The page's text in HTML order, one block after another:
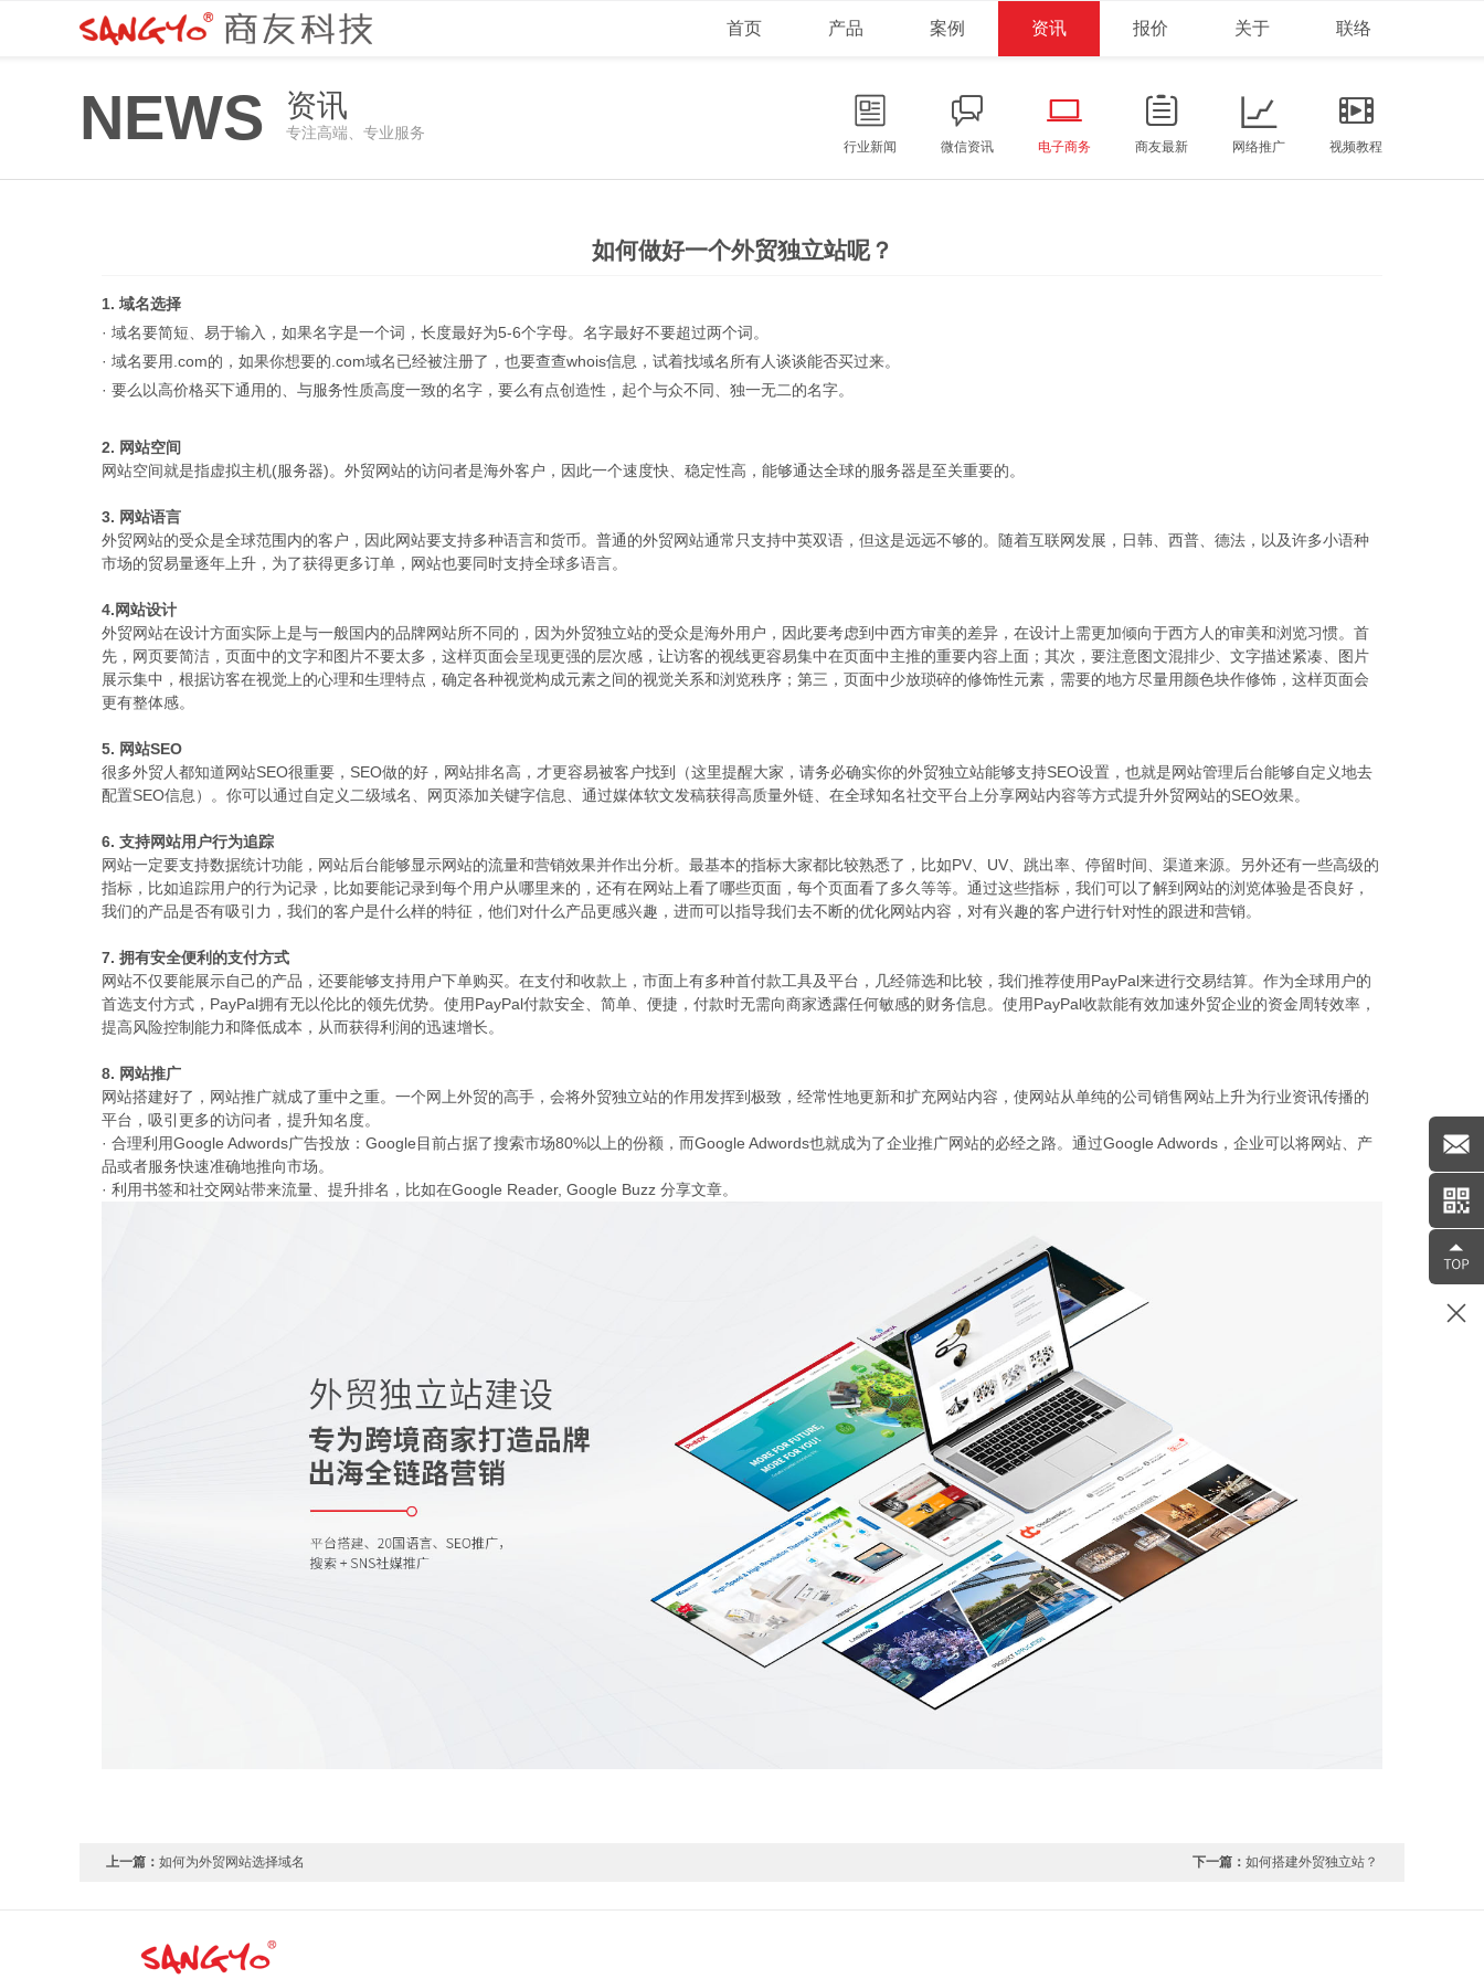
首页 产品 案例 资讯 报价 关于 联络
NEWS 资讯
专注高端、专业服务
行业新闻 微信资讯 电子商务 商友最新 网络推广 视频教程
如何做好一个外贸独立站呢？
1. 域名选择
· 域名要简短、易于输入，如果名字是一个词，长度最好为5-6个字母。名字最好不要超过两个词。
· 域名要用.com的，如果你想要的.com域名已经被注册了，也要查查whois信息，试着找域名所有人谈谈能否买过来。
· 要么以高价格买下通用的、与服务性质高度一致的名字，要么有点创造性，起个与众不同、独一无二的名字。
2. 网站空间
网站空间就是指虚拟主机(服务器)。外贸网站的访问者是海外客户，因此一个速度快、稳定性高，能够通达全球的服务器是至关重要的。
3. 网站语言
外贸网站的受众是全球范围内的客户，因此网站要支持多种语言和货币。普通的外贸网站通常只支持中英双语，但这是远远不够的。随着互联网发展，日韩、西普、德法，以及许多小语种
市场的贸易量逐年上升，为了获得更多订单，网站也要同时支持全球多语言。
4.网站设计
外贸网站在设计方面实际上是与一般国内的品牌网站所不同的，因为外贸独立站的受众是海外用户，因此要考虑到中西方审美的差异，在设计上需更加倾向于西方人的审美和浏览习惯。首
先，网页要简洁，页面中的文字和图片不要太多，这样页面会呈现更强的层次感，让访客的视线更容易集中在页面中主推的重要内容上面；其次，要注意图文混排少、文字描述紧凑、图片
展示集中，根据访客在视觉上的心理和生理特点，确定各种视觉构成元素之间的视觉关系和浏览秩序；第三，页面中少放琐碎的修饰性元素，需要的地方尽量用颜色块作修饰，这样页面会
更有整体感。
5. 网站SEO
很多外贸人都知道网站SEO很重要，SEO做的好，网站排名高，才更容易被客户找到（这里提醒大家，请务必确实你的外贸独立站能够支持SEO设置，也就是网站管理后台能够自定义地去
配置SEO信息）。你可以通过自定义二级域名、网页添加关键字信息、通过媒体软文发稿获得高质量外链、在全球知名社交平台上分享网站内容等方式提升外贸网站的SEO效果。
6. 支持网站用户行为追踪
网站一定要支持数据统计功能，网站后台能够显示网站的流量和营销效果并作出分析。最基本的指标大家都比较熟悉了，比如PV、UV、跳出率、停留时间、渠道来源。另外还有一些高级的
指标，比如追踪用户的行为记录，比如要能记录到每个用户从哪里来的，还有在网站上看了哪些页面，每个页面看了多久等等。通过这些指标，我们可以了解到网站的浏览体验是否良好，
我们的产品是否有吸引力，我们的客户是什么样的特征，他们对什么产品更感兴趣，进而可以指导我们去不断的优化网站内容，对有兴趣的客户进行针对性的跟进和营销。
7. 拥有安全便利的支付方式
网站不仅要能展示自己的产品，还要能够支持用户下单购买。在支付和收款上，市面上有多种首付款工具及平台，几经筛选和比较，我们推荐使用PayPal来进行交易结算。作为全球用户的
首选支付方式，PayPal拥有无以伦比的领先优势。使用PayPal付款安全、简单、便捷，付款时无需向商家透露任何敏感的财务信息。使用PayPal收款能有效加速外贸企业的资金周转效率，
提高风险控制能力和降低成本，从而获得利润的迅速增长。
8. 网站推广
网站搭建好了，网站推广就成了重中之重。一个网上外贸的高手，会将外贸独立站的作用发挥到极致，经常性地更新和扩充网站内容，使网站从单纯的公司销售网站上升为行业资讯传播的
平台，吸引更多的访问者，提升知名度。
· 合理利用Google Adwords广告投放：Google目前占据了搜索市场80%以上的份额，而Google Adwords也就成为了企业推广网站的必经之路。通过Google Adwords，企业可以将网站、产
品或者服务快速准确地推向市场。
· 利用书签和社交网站带来流量、提升排名，比如在Google Reader, Google Buzz 分享文章。
上一篇： 如何为外贸网站选择域名 下一篇： 如何搭建外贸独立站？